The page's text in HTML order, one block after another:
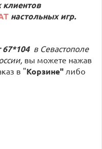
клиентов
настольных игр.
67*104 в Севастополе
вы можете нажав
в "Корзине" либо